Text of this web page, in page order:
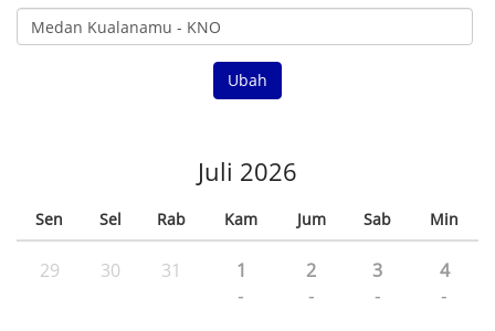
Ubah
Juli 2026
Sen Sel Rab Kam Jum Sab Min
29 30 31 1
-
2
-
3
-
4
-